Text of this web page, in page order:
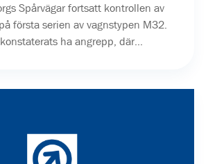
Spårvägar fortsatt kontrollen av
första serien av vagnstypen M32.
ha angrepp, där...